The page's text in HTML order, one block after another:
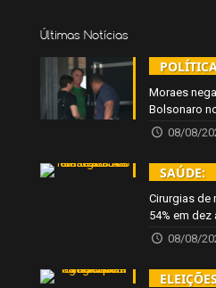
Últimas Notícias
Moraes
Bolsonaro
08/08/
SAÚDE:
Cirurgias de
54% em dez
08/08/